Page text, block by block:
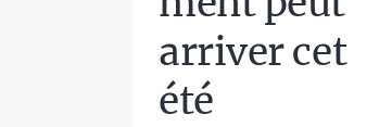
arriver cet
été